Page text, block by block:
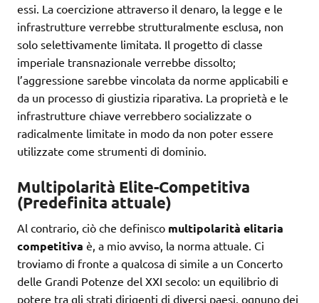
essi. La coercizione attraverso il denaro, la legge e le
infrastrutture verrebbe strutturalmente esclusa, non
solo selettivamente limitata. Il progetto di classe
imperiale transnazionale verrebbe dissolto;
l’aggressione sarebbe vincolata da norme applicabili e
da un processo di giustizia riparativa. La proprietà e le
infrastrutture chiave verrebbero socializzate o
radicalmente limitate in modo da non poter essere
utilizzate come strumenti di dominio.
Multipolarità Elite-Competitiva
(Predefinita attuale)
Al contrario, ciò che definisco multipolarità elitaria
competitiva è, a mio avviso, la norma attuale. Ci
troviamo di fronte a qualcosa di simile a un Concerto
delle Grandi Potenze del XXI secolo: un equilibrio di
potere tra gli strati dirigenti di diversi paesi, ognuno dei